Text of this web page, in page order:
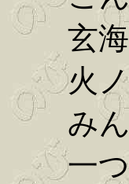
玄海
火ノ
みん
一つ